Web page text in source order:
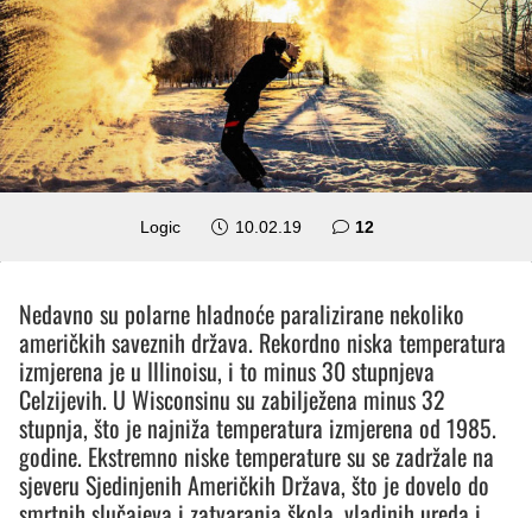
Logic 10.02.19 12
Nedavno su polarne hladnoće paralizirane nekoliko
američkih saveznih država. Rekordno niska temperatura
izmjerena je u Illinoisu, i to minus 30 stupnjeva
Celzijevih. U Wisconsinu su zabilježena minus 32
stupnja, što je najniža temperatura izmjerena od 1985.
godine. Ekstremno niske temperature su se zadržale na
sjeveru Sjedinjenih Američkih Država, što je dovelo do